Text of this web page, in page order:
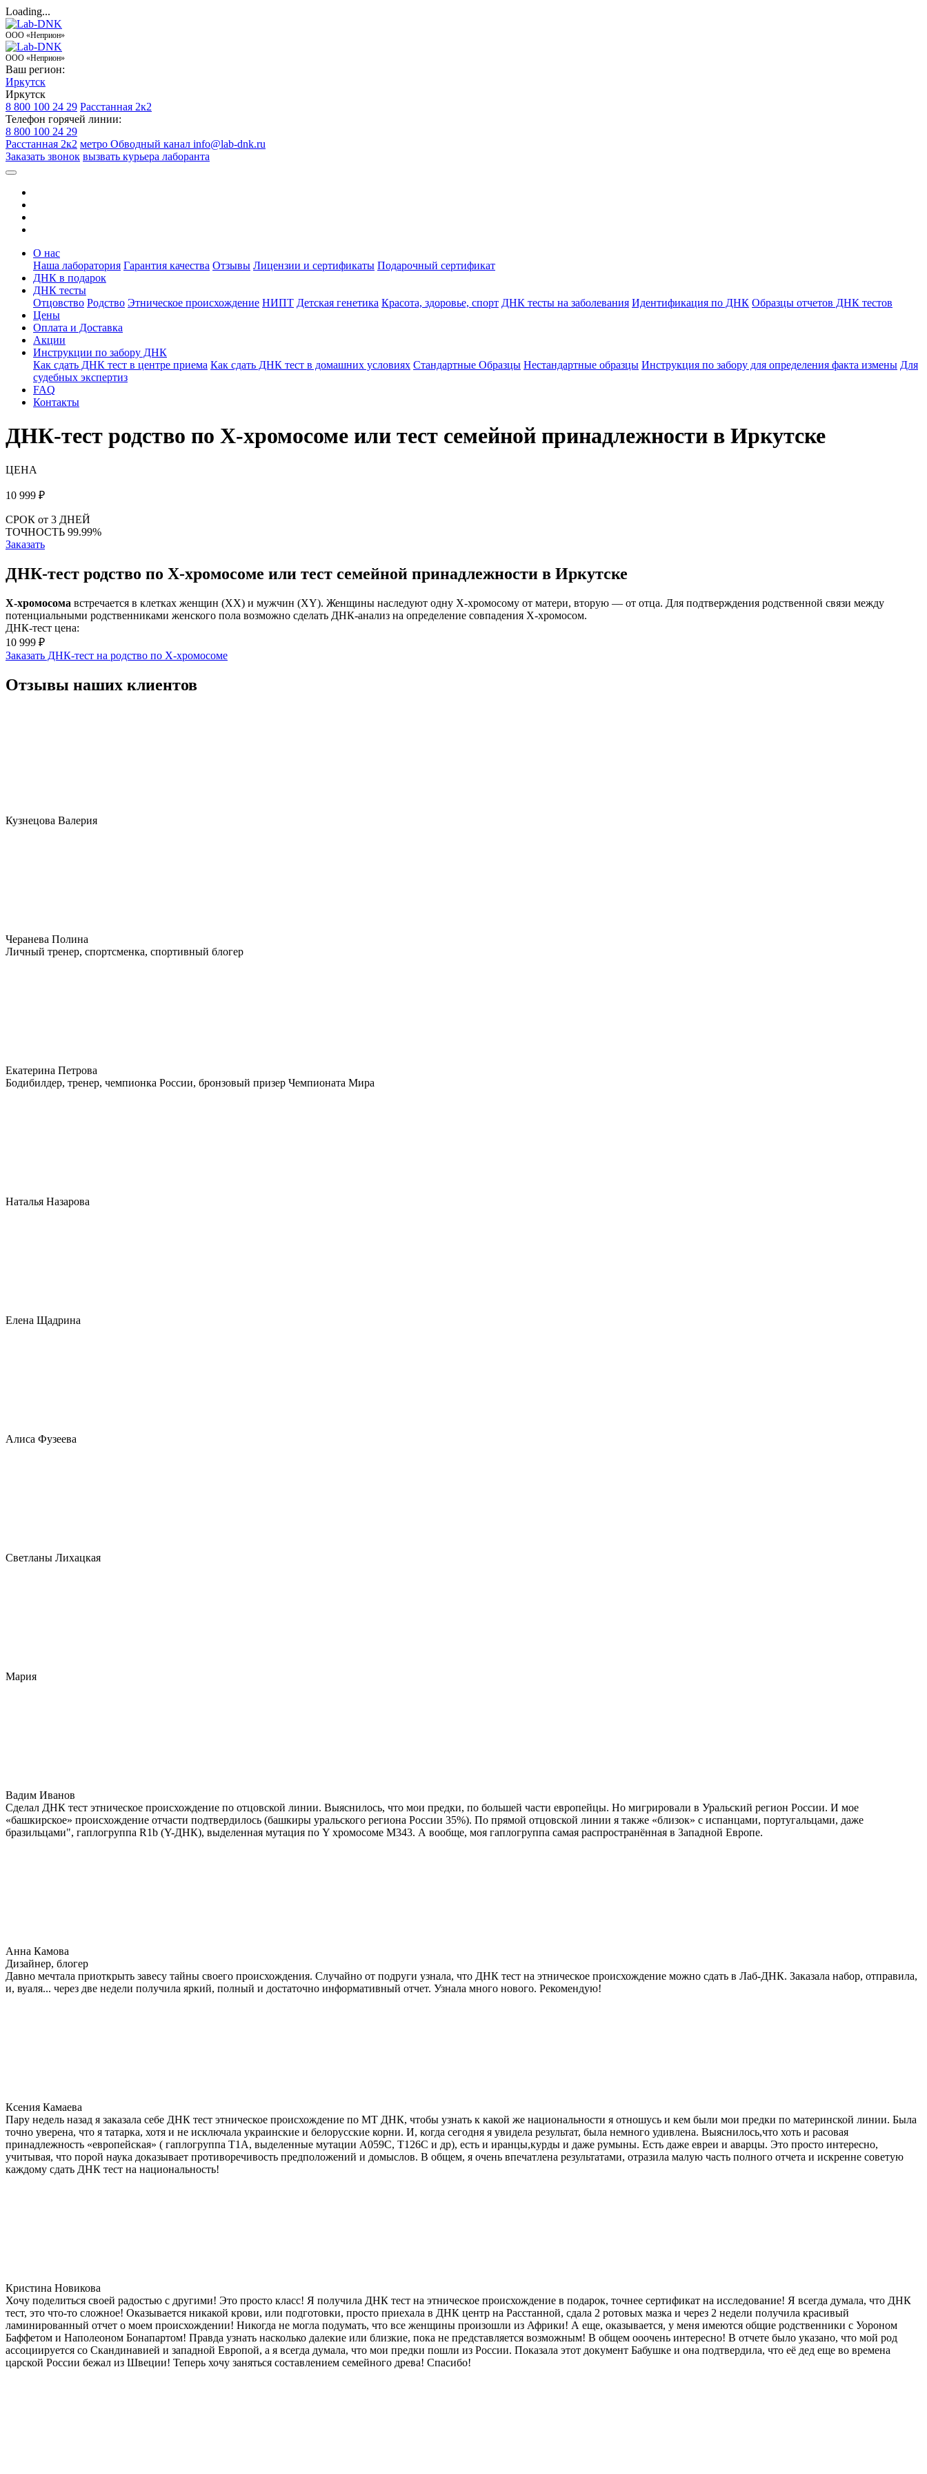
Loading...
ООО «Неприон»
ООО «Неприон»
Ваш регион:
Иркутск
Иркутск
8 800 100 24 29 Расстанная 2к2
Телефон горячей линии:
8 800 100 24 29
Расстанная 2к2 метро Обводный канал info@lab-dnk.ru
Заказать звонок вызвать курьера лаборанта
О нас
Наша лаборатория Гарантия качества Отзывы Лицензии и сертификаты Подарочный сертификат
ДНК в подарок
ДНК тесты
Отцовство Родство Этническое происхождение НИПТ Детская генетика Красота, здоровье, спорт ДНК тесты на заболевания Идентификация по ДНК Образцы отчетов ДНК тестов
Цены
Оплата и Доставка
Акции
Инструкции по забору ДНК
Как сдать ДНК тест в центре приема Как сдать ДНК тест в домашних условиях Стандартные Образцы Нестандартные образцы Инструкция по забору для определения факта измены Для
судебных экспертиз
FAQ
Контакты
ДНК-тест родство по X-хромосоме или тест семейной принадлежности в Иркутске
ЦЕНА
10 999 ₽
СРОК от 3 ДНЕЙ
ТОЧНОСТЬ 99.99%
Заказать
ДНК-тест родство по X-хромосоме или тест семейной принадлежности в Иркутске
Х-хромосома встречается в клетках женщин (XX) и мужчин (ХY). Женщины наследуют одну Х-хромосому от матери, вторую — от отца. Для подтверждения родственной связи между
потенциальными родственниками женского пола возможно сделать ДНК-анализ на определение совпадения Х-хромосом.
ДНК-тест цена:
10 999 ₽
Заказать ДНК-тест на родство по X-хромосоме
Отзывы наших клиентов
Кузнецова Валерия
Черанева Полина
Личный тренер, спортсменка, спортивный блогер
Екатерина Петрова
Бодибилдер, тренер, чемпионка России, бронзовый призер Чемпионата Мира
Наталья Назарова
Елена Щадрина
Алиса Фузеева
Светланы Лихацкая
Мария
Вадим Иванов
Сделал ДНК тест этническое происхождение по отцовской линии. Выяснилось, что мои предки, по большей части европейцы. Но мигрировали в Уральский регион России. И мое
«башкирское» происхождение отчасти подтвердилось (башкиры уральского региона России 35%). По прямой отцовской линии я также «близок» с испанцами, португальцами, даже
бразильцами", гаплогруппа R1b (Y-ДНК), выделенная мутация по Y хромосоме М343. А вообще, моя гаплогруппа самая распространённая в Западной Европе.
Анна Камова
Дизайнер, блогер
Давно мечтала приоткрыть завесу тайны своего происхождения. Случайно от подруги узнала, что ДНК тест на этническое происхождение можно сдать в Лаб-ДНК. Заказала набор, отправила,
и, вуаля... через две недели получила яркий, полный и достаточно информативный отчет. Узнала много нового. Рекомендую!
Ксения Камаева
Пару недель назад я заказала себе ДНК тест этническое происхождение по МТ ДНК, чтобы узнать к какой же национальности я отношусь и кем были мои предки по материнской линии. Была
точно уверена, что я татарка, хотя и не исключала украинские и белорусские корни. И, когда сегодня я увидела результат, была немного удивлена. Выяснилось,что хоть и расовая
принадлежность «европейская» ( гаплогруппа T1A, выделенные мутации A059C, T126C и др), есть и иранцы,курды и даже румыны. Есть даже евреи и аварцы. Это просто интересно,
учитывая, что порой наука доказывает противоречивость предположений и домыслов. В общем, я очень впечатлена результатами, отразила малую часть полного отчета и искренне советую
каждому сдать ДНК тест на национальность!
Кристина Новикова
Хочу поделиться своей радостью с другими! Это просто класс! Я получила ДНК тест на этническое происхождение в подарок, точнее сертификат на исследование! Я всегда думала, что ДНК
тест, это что-то сложное! Оказывается никакой крови, или подготовки, просто приехала в ДНК центр на Расстанной, сдала 2 ротовых мазка и через 2 недели получила красивый
ламинированный отчет о моем происхождении! Никогда не могла подумать, что все женщины произошли из Африки! А еще, оказывается, у меня имеются общие родственники с Уороном
Баффетом и Наполеоном Бонапартом! Правда узнать насколько далекие или близкие, пока не представляется возможным! В общем ооочень интересно! В отчете было указано, что мой род
ассоциируется со Скандинавией и западной Европой, а я всегда думала, что мои предки пошли из России. Показала этот документ Бабушке и она подтвердила, что её дед еще во времена
царской России бежал из Швеции! Теперь хочу заняться составлением семейного древа! Спасибо!